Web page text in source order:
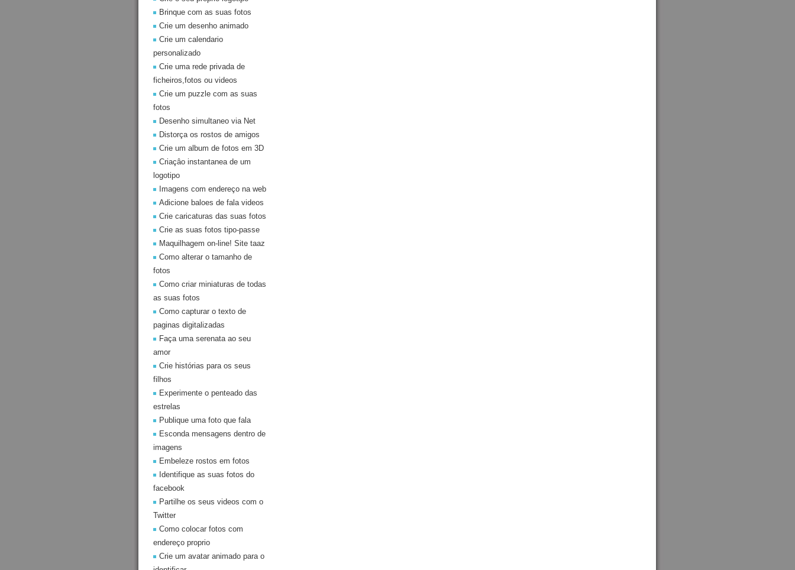
Brinque com as suas fotos
Crie um desenho animado
Crie um calendario
personalizado
Crie uma rede privada de
ficheiros,fotos ou videos
Crie um puzzle com as suas
fotos
Desenho simultaneo via Net
Distorça os rostos de amigos
Crie um album de fotos em 3D
Criaçâo instantanea de um
logotipo
Imagens com endereço na web
Adicione baloes de fala videos
Crie caricaturas das suas fotos
Crie as suas fotos tipo-passe
Maquilhagem on-line! Site taaz
Como alterar o tamanho de
fotos
Como criar miniaturas de todas
as suas fotos
Como capturar o texto de
paginas digitalizadas
Faça uma serenata ao seu
amor
Crie histórias para os seus
filhos
Experimente o penteado das
estrelas
Publique uma foto que fala
Esconda mensagens dentro de
imagens
Embeleze rostos em fotos
Identifique as suas fotos do
facebook
Partilhe os seus videos com o
Twitter
Como colocar fotos com
endereço proprio
Crie um avatar animado para o